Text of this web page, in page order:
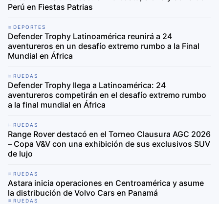
Perú en Fiestas Patrias
DEPORTES
Defender Trophy Latinoamérica reunirá a 24
aventureros en un desafío extremo rumbo a la Final
Mundial en África
RUEDAS
Defender Trophy llega a Latinoamérica: 24
aventureros competirán en el desafío extremo rumbo
a la final mundial en África
RUEDAS
Range Rover destacó en el Torneo Clausura AGC 2026
– Copa V&V con una exhibición de sus exclusivos SUV
de lujo
RUEDAS
Astara inicia operaciones en Centroamérica y asume
la distribución de Volvo Cars en Panamá
RUEDAS